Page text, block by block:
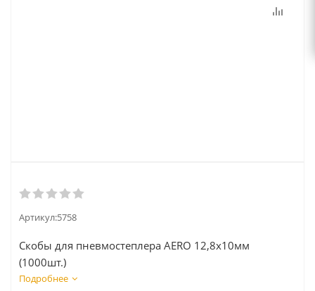
Артикул:5758
Скобы для пневмостеплера AERO 12,8х10мм
(1000шт.)
Подробнее